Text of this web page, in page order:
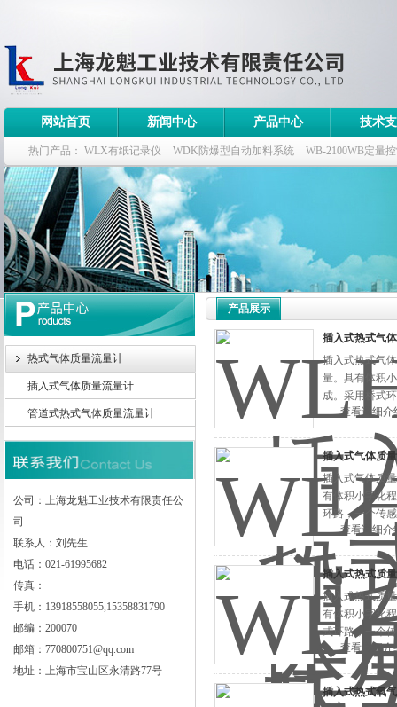
上海龙魁工业技术有限责任公司
网站首页 新闻中心 产品中心 技术
热门产品： WLX有纸记录仪 WDK防爆型自动加料系统 WB-2100WB定量
WDK流量定量控制柜 WB-2100定量装车控制仪
热式气体质量流量计
插入式气体质量流量计
管道式热式气体质量流量计
公司：上海龙魁工业技术有限责任公
司
联系人：刘先生
电话：021-61995682
传真：
手机：13918558055,15358831790
邮编：200070
邮箱：770800751@qq.com
地址：上海市宝山区永清路77号
产品展示
插入式热式气
插入式热式气
量。具有体积
成。采用桥式
件下进行流量
查看详细介
插入式气体质
插入式气体质
有体积小字化
环路，一个传
测量。查看详细介
插入式热式质
插入式热式质
有体积小字化
式环路，一个
量测量。
查看详细介
插入式热式氧